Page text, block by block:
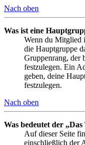
Nach oben
Was ist eine
Wenn du Mitglied
die Hauptgruppe
Gruppenrang, der
festzulegen. Ein
geben, deine
festzulegen.
Nach oben
Was bedeutet der
Auf dieser Seite
einschließlich der